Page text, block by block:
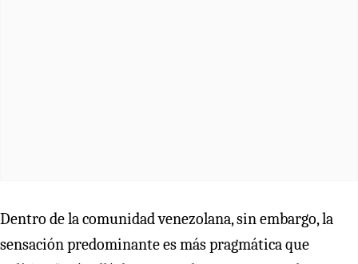
Dentro de la comunidad venezolana, sin embargo, la
sensación predominante es más pragmática que